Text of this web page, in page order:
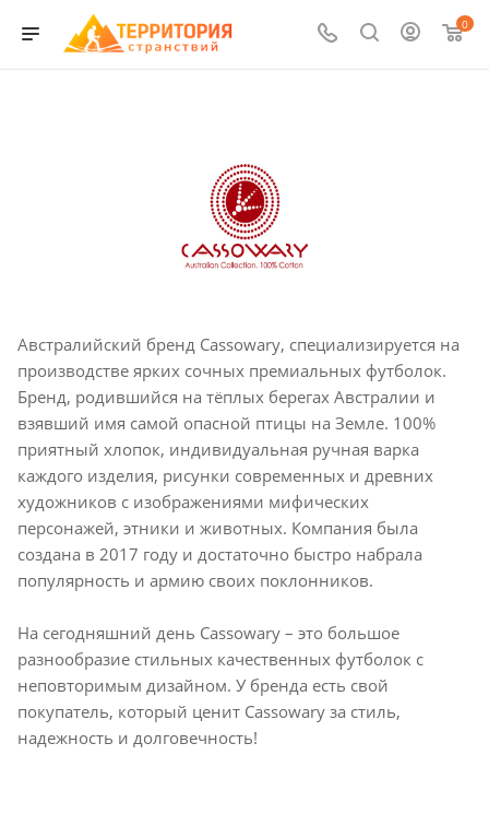
0
Австралийский бренд Cassowary, специализируется на
производстве ярких сочных премиальных футболок.
Бренд, родившийся на тёплых берегах Австралии и
взявший имя самой опасной птицы на Земле. 100%
приятный хлопок, индивидуальная ручная варка
каждого изделия, рисунки современных и древних
художников с изображениями мифических
персонажей, этники и животных. Компания была
создана в 2017 году и достаточно быстро набрала
популярность и армию своих поклонников.
На сегодняшний день Cassowary – это большое
разнообразие стильных качественных футболок с
неповторимым дизайном. У бренда есть свой
покупатель, который ценит Cassowary за стиль,
надежность и долговечность!